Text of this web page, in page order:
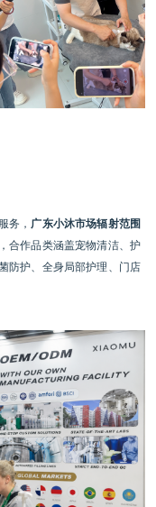
务， 广东小沐市场辐射范围
合作品类涵盖宠物清洁、护
防护、全身局部护理、门店